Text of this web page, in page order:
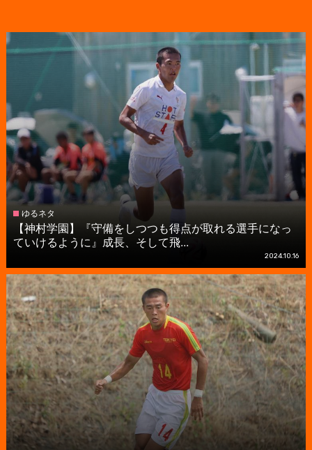
ゆるネタ
【神村学園】『守備をしつつも得点が取れる選手になっ
ていけるように』成長、そして飛...
2024.10.16